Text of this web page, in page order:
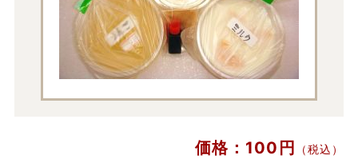
価格：100円 （税込）